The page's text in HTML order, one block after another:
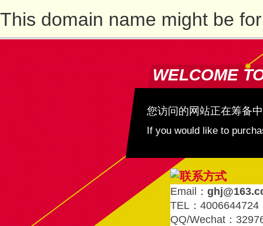
This domain name might be
WELCOME
您访问的网站正在筹备
If you would like to
Email：
TEL：4006644724
QQ/Wechat：